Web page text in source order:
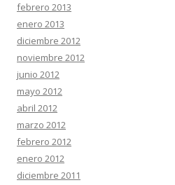
febrero 2013
enero 2013
diciembre 2012
noviembre 2012
junio 2012
mayo 2012
abril 2012
marzo 2012
febrero 2012
enero 2012
diciembre 2011